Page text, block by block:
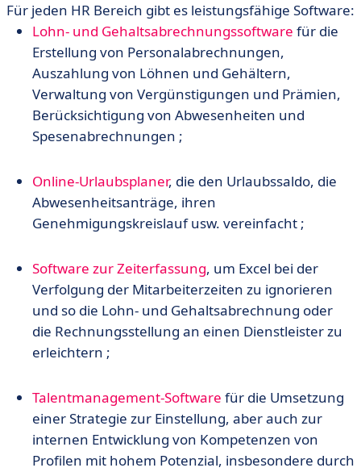
Für jeden HR Bereich gibt es leistungsfähige Software:
Lohn- und Gehaltsabrechnungssoftware für die
Erstellung von Personalabrechnungen,
Auszahlung von Löhnen und Gehältern,
Verwaltung von Vergünstigungen und Prämien,
Berücksichtigung von Abwesenheiten und
Spesenabrechnungen ;
Online-Urlaubsplaner, die den Urlaubssaldo, die
Abwesenheitsanträge, ihren
Genehmigungskreislauf usw. vereinfacht ;
Software zur Zeiterfassung, um Excel bei der
Verfolgung der Mitarbeiterzeiten zu ignorieren
und so die Lohn- und Gehaltsabrechnung oder
die Rechnungsstellung an einen Dienstleister zu
erleichtern ;
Talentmanagement-Software für die Umsetzung
einer Strategie zur Einstellung, aber auch zur
internen Entwicklung von Kompetenzen von
Profilen mit hohem Potenzial, insbesondere durch